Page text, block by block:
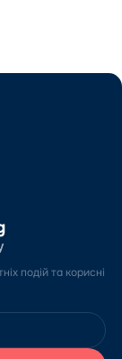
подій та корисні